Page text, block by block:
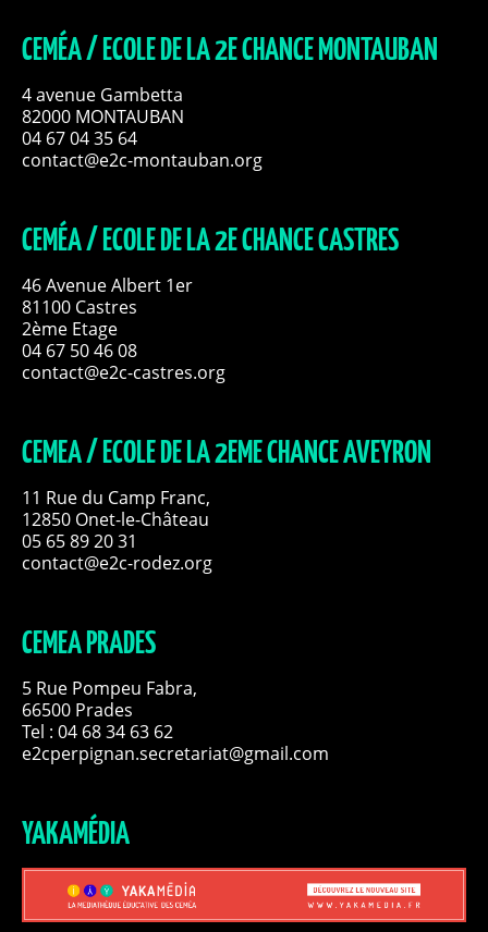
CEMÉA / ECOLE DE LA 2E CHANCE MONTAUBAN
4 avenue Gambetta
82000 MONTAUBAN
04 67 04 35 64
contact@e2c-montauban.org
CEMÉA / ECOLE DE LA 2E CHANCE CASTRES
46 Avenue Albert 1er
81100 Castres
2ème Etage
04 67 50 46 08
contact@e2c-castres.org
CEMEA / ECOLE DE LA 2EME CHANCE AVEYRON
11 Rue du Camp Franc,
12850 Onet-le-Château
05 65 89 20 31
contact@e2c-rodez.org
CEMEA PRADES
5 Rue Pompeu Fabra,
66500 Prades
Tel : 04 68 34 63 62
e2cperpignan.secretariat@gmail.com
YAKAMÉDIA